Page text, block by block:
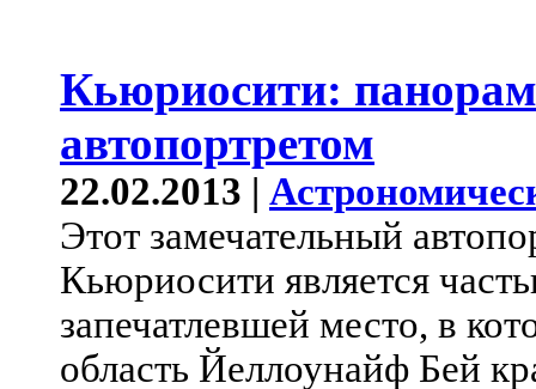
Кьюриосити:
автопортретом
22.02.2013 |
Этот замечательный
Кьюриосити является
запечатлевшей место, в
область Йеллоунайф Бей